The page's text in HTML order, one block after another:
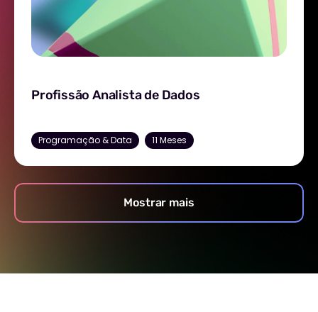
Programação & Data 11 Meses
Mostrar mais